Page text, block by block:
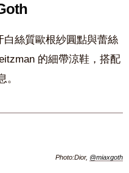
白絲質歐根紗圓點與蕾絲
的細帶涼鞋，搭配
Photo:Dior, @miaxgoth